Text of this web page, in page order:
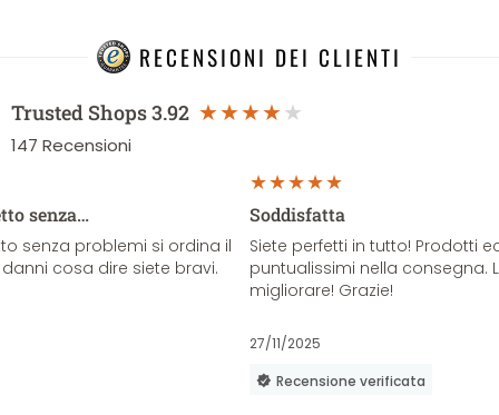
RECENSIONI DEI CLIENTI
Trusted Shops3.92
147 Recensioni
senza…
senza problemi si ordina il
cosa dire siete bravi.
Soddisfatta
Siete perfetti in tutto! Prodotti
puntualissimi nella consegna.
migliorare! Grazie!
27/11/2025
Recensione verificata